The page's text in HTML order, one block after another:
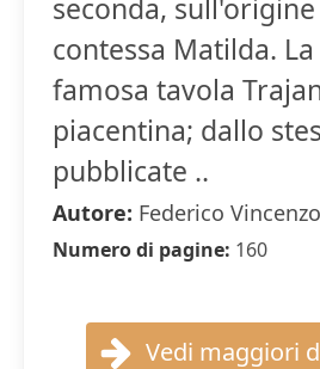
seconda,
contessa Matilda.
famosa tavola
piacentina; dallo
pubblicate ..
Autore: Federico
Numero di pagine: 160
Vedi maggiori